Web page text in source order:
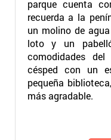
parque cuenta
recuerda a la
un molino de
loto y un
comodidades
césped con un
pequeña
más agradable.